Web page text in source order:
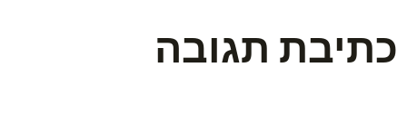
כתיבת תגובה